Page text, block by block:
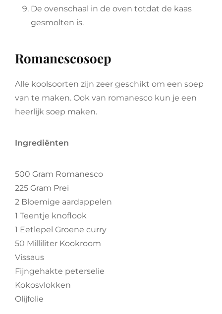
De ovenschaal in de oven totdat de kaas
gesmolten is.
Romanescosoep
Alle koolsoorten zijn zeer geschikt om een soep
van te maken. Ook van romanesco kun je een
heerlijk soep maken.
Ingrediënten
500 Gram Romanesco
225 Gram Prei
2 Bloemige aardappelen
1 Teentje knoflook
1 Eetlepel Groene curry
50 Milliliter Kookroom
Vissaus
Fijngehakte peterselie
Kokosvlokken
Olijfolie